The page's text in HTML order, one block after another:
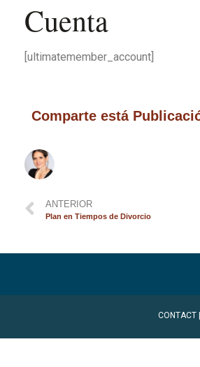
Cuenta
[ultimatemember_account]
Comparte está
ANTERIOR
Plan en Tiempos de Divorcio
CONTACT